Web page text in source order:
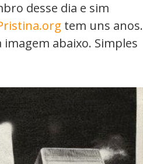
desse dia e sim
tem uns anos.
abaixo. Simples